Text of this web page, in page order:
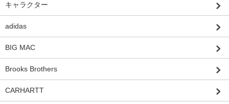
キャラクター
adidas
BIG MAC
Brooks Brothers
CARHARTT